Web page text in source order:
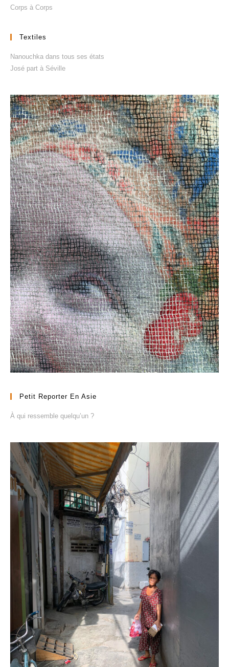
Corps à Corps
Textiles
Nanouchka dans tous ses états
José part à Séville
Petit Reporter En Asie
À qui ressemble quelqu’un ?